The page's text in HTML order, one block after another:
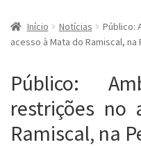
Início Notícias
Público:
acesso à Mata do Ramiscal, na
Público:
restrições no
Ramiscal, na